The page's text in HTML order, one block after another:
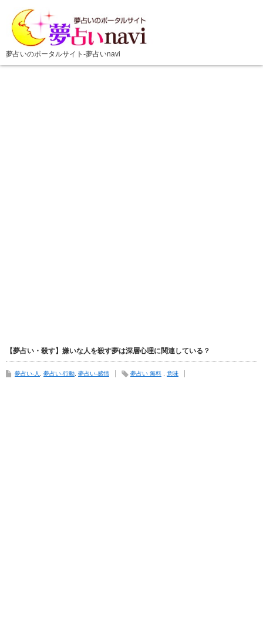
【夢占い・殺す】嫌いな人を殺す夢は深層心理に関連している？
夢占い-人 , 夢占い-行動, 夢占い-感情 夢占い 無料 , 意味